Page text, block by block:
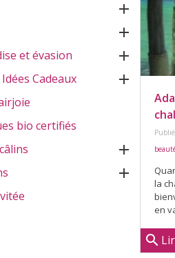


et évasion 
Cadeaux 
bio certifiés


la
en
search